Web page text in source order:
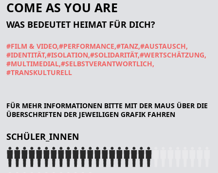
COME AS YOU ARE
WAS BEDEUTET HEIMAT FÜR DICH?
#FILM & VIDEO #PERFORMANCE #TANZ #AUSTAUSCH
#IDENTITÄT #ISOLATION #SOLIDARITÄT #WERTSCHÄTZUNG
#MULTIMEDIAL #SELBSTVERANTWORTLICH
#TRANSKULTURELL
FÜR MEHR INFORMATIONEN BITTE MIT DER MAUS ÜBER DIE
ÜBERSCHRIFTEN DER JEWEILIGEN GRAFIK FAHREN
SCHÜLER_INNEN